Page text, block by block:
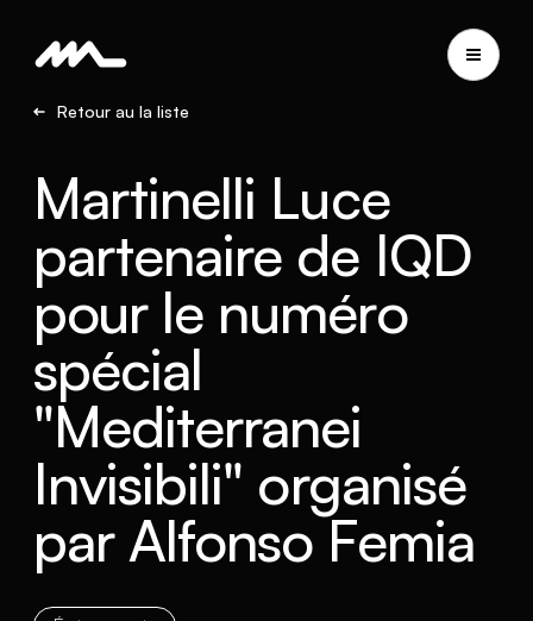
Retour au la liste
Martinelli Luce
partenaire de IQD
pour le numéro
spécial
"Mediterranei
Invisibili" organisé
par Alfonso Femia